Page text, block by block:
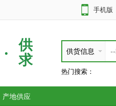
手机版
供
求
供货信息
热门搜索：
产地供应